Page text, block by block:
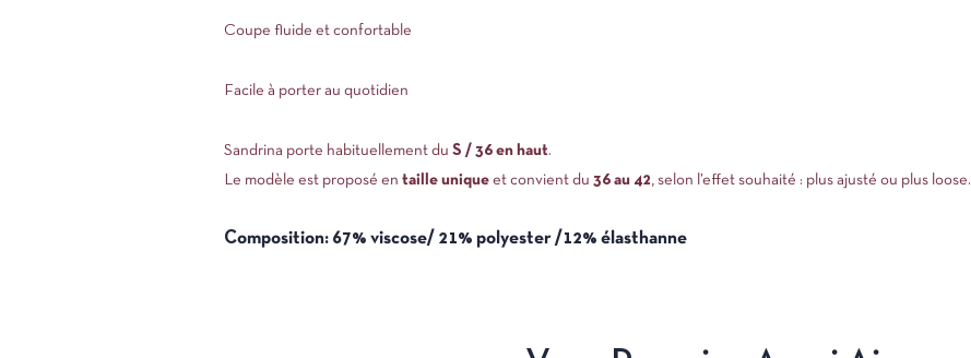
Coupe fluide et confortable
Facile à porter au quotidien
Sandrina porte habituellement du S / 36 en haut.
Le modèle est proposé en taille uniqueet convient du 36 au 42, selon l’effet souhaité : plus ajusté ou plus loose.
Composition: 67% viscose/ 21% polyester /12% élasthanne